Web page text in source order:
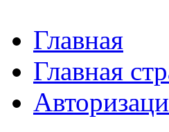
Главная
Главная